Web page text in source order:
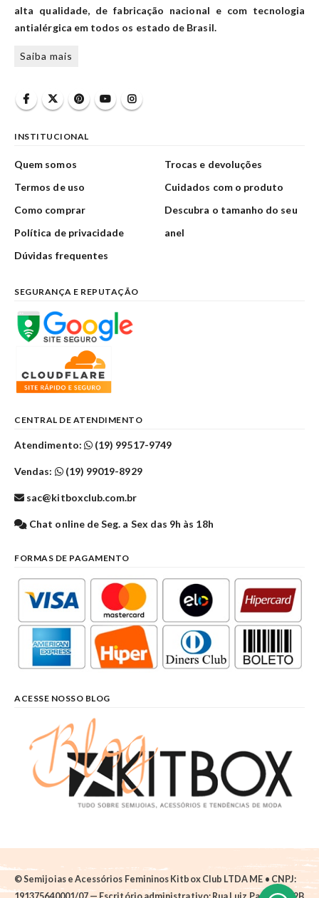
alta qualidade, de fabricação nacional e com tecnologia
antialérgica em todos os estado de Brasil.
Saiba mais
INSTITUCIONAL
Quem somos
Termos de uso
Como comprar
Política de privacidade
Dúvidas frequentes
Trocas e devoluções
Cuidados com o produto
Descubra o tamanho do seu
anel
SEGURANÇA E REPUTAÇÃO
CENTRAL DE ATENDIMENTO
Atendimento: (19) 99517-9749
Vendas: (19) 99019-8929
sac@kitboxclub.com.br
Chat online de Seg. a Sex das 9h às 18h
FORMAS DE PAGAMENTO
ACESSE NOSSO BLOG
© Semijoias e Acessórios Femininos Kitbox Club LTDA ME • CNPJ: